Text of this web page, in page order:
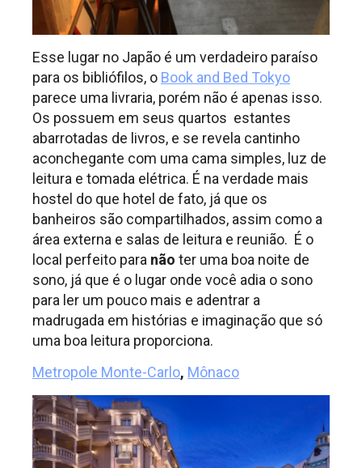
Esse lugar no Japão é um verdadeiro paraíso
para os bibliófilos, o Book and Bed Tokyo
parece uma livraria, porém não é apenas isso.
Os possuem em seus quartos estantes
abarrotadas de livros, e se revela cantinho
aconchegante com uma cama simples, luz de
leitura e tomada elétrica. É na verdade mais
hostel do que hotel de fato, já que os
banheiros são compartilhados, assim como a
área externa e salas de leitura e reunião. É o
local perfeito para não ter uma boa noite de
sono, já que é o lugar onde você adia o sono
para ler um pouco mais e adentrar a
madrugada em histórias e imaginação que só
uma boa leitura proporciona.
Metropole Monte-Carlo, Mônaco